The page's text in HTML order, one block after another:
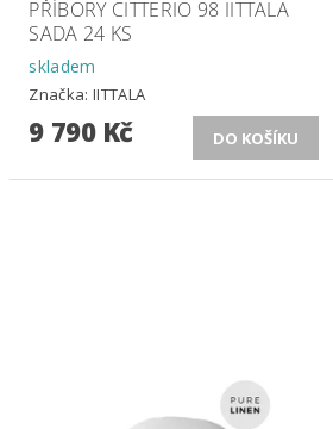
PŘÍBORY CITTERIO 98 IITTALA
SADA 24 KS
skladem
Značka:IITTALA
9 790 Kč